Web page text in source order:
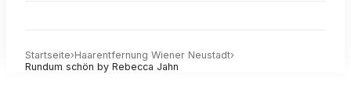
Startseite›Haarentfernung Wiener Neustadt›
Rundum schön by Rebecca Jahn